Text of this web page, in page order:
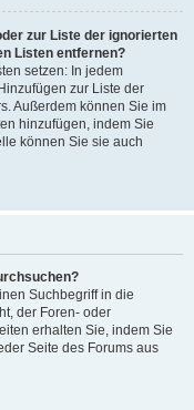
zur Liste der ignorierten
Listen entfernen?
setzen: In jedem
zur Liste der
Außerdem können Sie im
hinzufügen, indem Sie
können Sie sie auch
Suchbegriff in die
der Foren- oder
erhalten Sie, indem Sie
Seite des Forums aus